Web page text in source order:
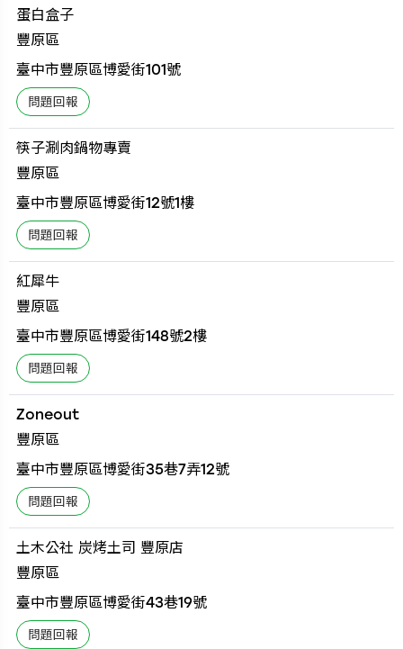
蛋白盒子
豐原區
臺中市豐原區博愛街101號
筷子涮肉鍋物專賣
豐原區
臺中市豐原區博愛街12號1樓
紅犀牛
豐原區
臺中市豐原區博愛街148號2樓
Zoneout
豐原區
臺中市豐原區博愛街35巷7弄12號
土木公社 炭烤土司 豐原店
豐原區
臺中市豐原區博愛街43巷19號